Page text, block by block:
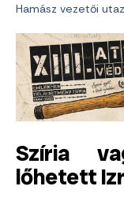
Hamász vezetői
Szíria
lőhetett